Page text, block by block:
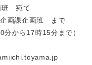
宛て
課企画班 まで
時15分まで）